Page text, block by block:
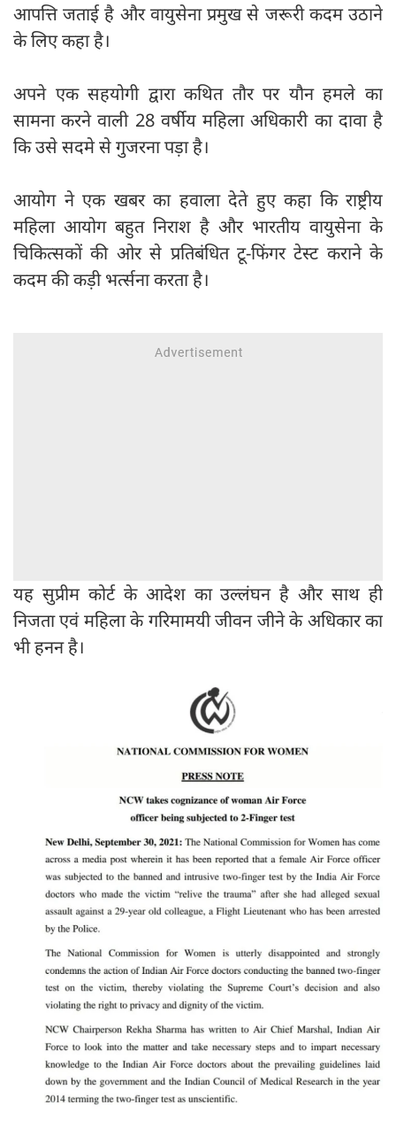
आपत्ति जताई है और वायुसेना प्रमुख से जरूरी कदम उठाने
के लिए कहा है।
अपने एक सहयोगी द्वारा कथित तौर पर यौन हमले का
सामना करने वाली 28 वर्षीय महिला अधिकारी का दावा है
कि उसे सदमे से गुजरना पड़ा है।
आयोग ने एक खबर का हवाला देते हुए कहा कि राष्ट्रीय
महिला आयोग बहुत निराश है और भारतीय वायुसेना के
चिकित्सकों की ओर से प्रतिबंधित टू-फिंगर टेस्ट कराने के
कदम की कड़ी भर्त्सना करता है।
यह सुप्रीम कोर्ट के आदेश का उल्लंघन है और साथ ही
निजता एवं महिला के गरिमामयी जीवन जीने के अधिकार का
भी हनन है।